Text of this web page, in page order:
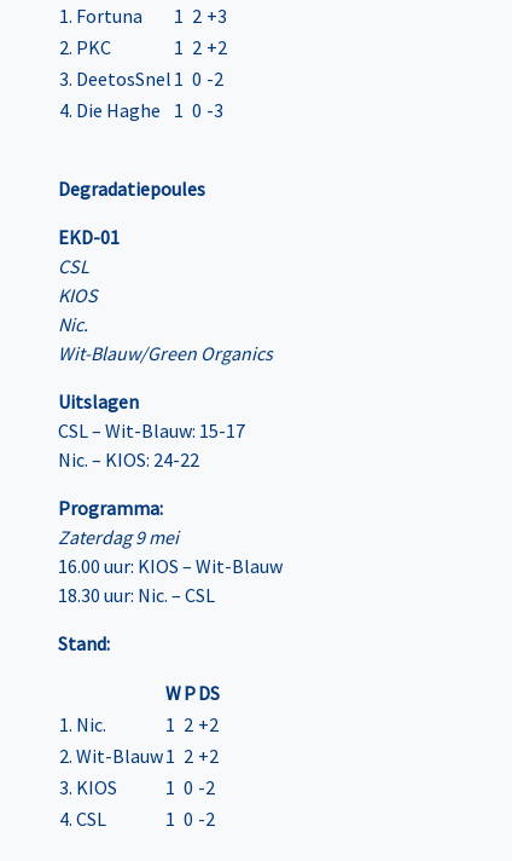
1. Fortuna
1 2 +3
2. PKC
1 2 +2
3. DeetosSnel 1 0 -2
4. Die Haghe
1 0 -3
Degradatiepoules
EKD-01
CSL
KIOS
Nic.
Wit-Blauw/Green Organics
Uitslagen
CSL – Wit-Blauw: 15-17
Nic. – KIOS: 24-22
Programma:
Zaterdag 9 mei
16.00 uur: KIOS – Wit-Blauw
18.30 uur: Nic. – CSL
Stand:
WPDS
1. Nic.
1 2 +2
2. Wit-Blauw1 2 +2
3. KIOS
1 0 -2
4. CSL
1 0 -2